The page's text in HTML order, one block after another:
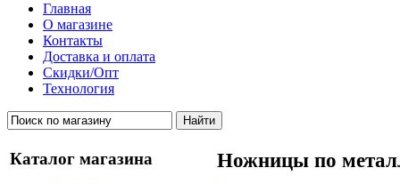
Главная
О магазине
Контакты
Доставка и оплата
Скидки/Опт
Технология
Каталог магазина Ножницы по